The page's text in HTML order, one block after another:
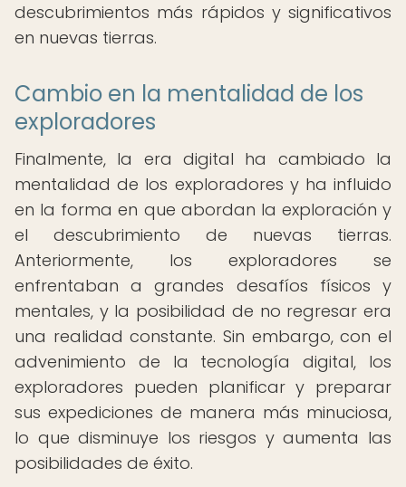
descubrimientos más rápidos y significativos
en nuevas tierras.
Cambio en la mentalidad de los
exploradores
Finalmente, la era digital ha cambiado la
mentalidad de los exploradores y ha influido
en la forma en que abordan la exploración y
el descubrimiento de nuevas tierras.
Anteriormente, los exploradores se
enfrentaban a grandes desafíos físicos y
mentales, y la posibilidad de no regresar era
una realidad constante. Sin embargo, con el
advenimiento de la tecnología digital, los
exploradores pueden planificar y preparar
sus expediciones de manera más minuciosa,
lo que disminuye los riesgos y aumenta las
posibilidades de éxito.